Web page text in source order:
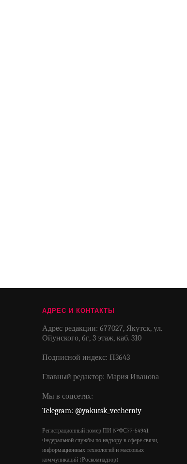
АДРЕС И КОНТАКТЫ
Адрес редакции: 677027, Якутск, ул.
Ойунского, 6г, 3 этаж, каб. 310
Подписной индекс: П3643
Главный редактор: Мария Иванова
Мы в соцсетях:
Telegram: @yakutsk_vecherniy
Регистрационный номер ПИ №ФС77-54941
Федеральной службы по надзору в сфере связи,
информационных технологий и массовых
коммуникаций (Роскомнадзор)